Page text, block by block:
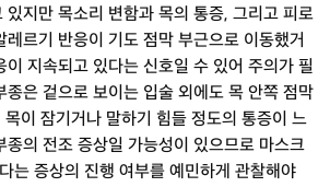
있지만 목소리 변함과 목의 통증, 그리고 피로
르기 반응이 기도 점막 부근으로 이동했거
이 지속되고 있다는 신호일 수 있어 주의가 필
종은 겉으로 보이는 입술 외에도 목 안쪽 점막
이 잠기거나 말하기 힘들 정도의 통증이 느
종의 전조 증상일 가능성이 있으므로 마스크
는 증상의 진행 여부를 예민하게 관찰해야